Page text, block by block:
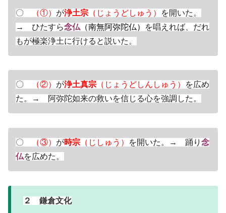
〇 （①） が浄土宗 （じょうどしゅう）
を開いた。
→ ひたすら念仏 （南無阿弥陀仏）
を唱えれば、だれ
もが極楽浄土に行けると説いた。
〇 （②） が浄土真宗 （じょうどしんしゅう）
を広め
た。→ 阿弥陀如来の救いを信じる心を強調した。
〇 （③） が時宗 （じしゅう） を開いた。→ 踊り 念
仏を広めた。
２ 鎌倉文化